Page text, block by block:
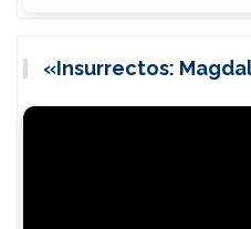
«Insurrectos: